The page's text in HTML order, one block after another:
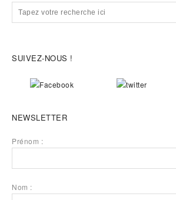
SUIVEZ-NOUS !
NEWSLETTER
Prénom :
Nom :